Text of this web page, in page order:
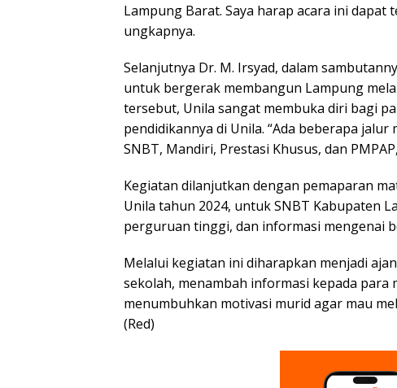
Lampung Barat. Saya harap acara ini
ungkapnya.
Selanjutnya Dr. M. Irsyad, dalam
untuk bergerak membangun Lampung
tersebut, Unila sangat membuka diri bagi
pendidikannya di Unila. “Ada beberapa jalur
SNBT, Mandiri, Prestasi Khusus, dan
Kegiatan dilanjutkan dengan pemaparan
Unila tahun 2024, untuk SNBT Kabupaten
perguruan tinggi, dan informasi mengenai
Melalui kegiatan ini diharapkan menjadi
sekolah, menambah informasi kepada
menumbuhkan motivasi murid agar mau
(Red)